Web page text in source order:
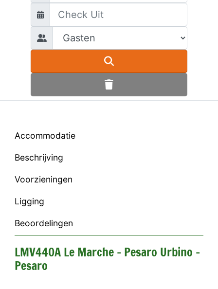
Accommodatie
Beschrijving
Voorzieningen
Ligging
Beoordelingen
LMV440A Le Marche - Pesaro Urbino -
Pesaro